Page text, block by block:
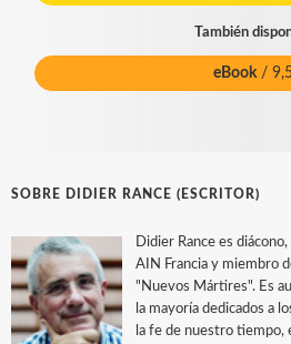
También
eBook /
SOBRE DIDIER RANCE (ESCRITOR)
Didier Rance es
AIN Francia y miembro
"Nuevos Mártires". Es
la mayoría dedicados a
la fe de nuestro tiempo,